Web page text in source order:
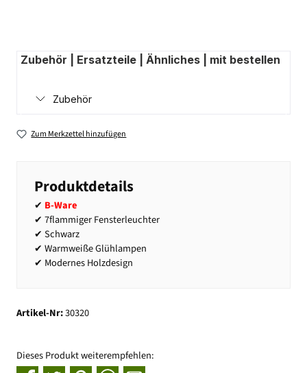
Zubehör | Ersatzteile | Ähnliches | mit bestellen
Zubehör
Zum Merkzettel hinzufügen
Produktdetails
✔ B-Ware
✔ 7flammiger Fensterleuchter
✔ Schwarz
✔ Warmweiße Glühlampen
✔ Modernes Holzdesign
Artikel-Nr:30320
Dieses Produkt weiterempfehlen: